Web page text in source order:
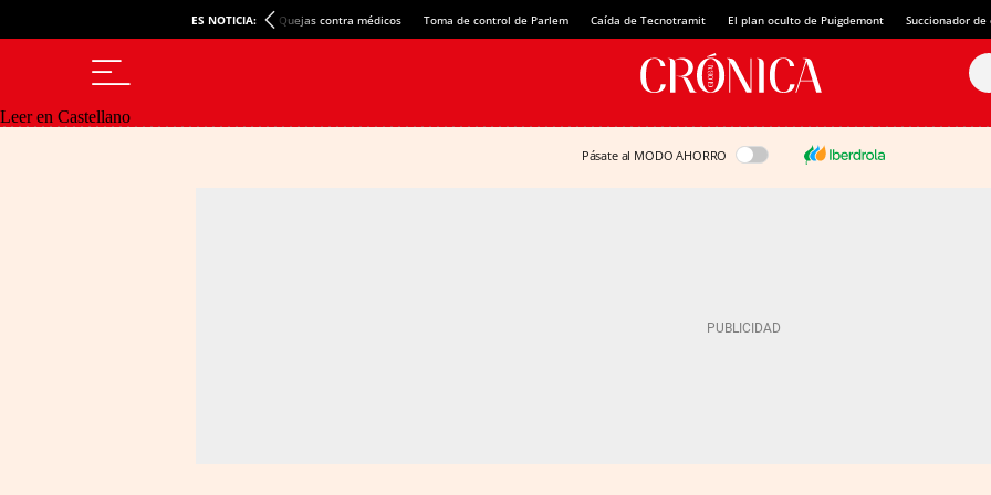
ES NOTICIA: Quejas contra médicos Toma de control de Parlem Caída de Tecnotramit El plan oculto de Puigdemont Succionador
Leer en Castellano
Pásate al MODO AHORRO